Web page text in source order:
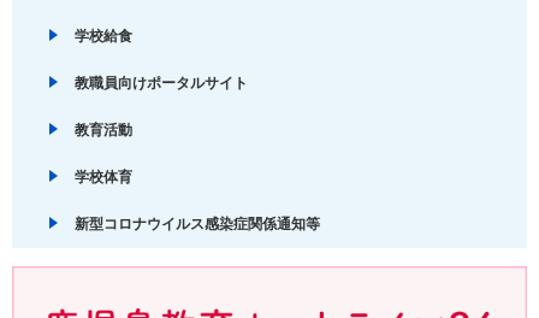
学校給食
教職員向けポータルサイト
教育活動
学校体育
新型コロナウイルス感染症関係通知等